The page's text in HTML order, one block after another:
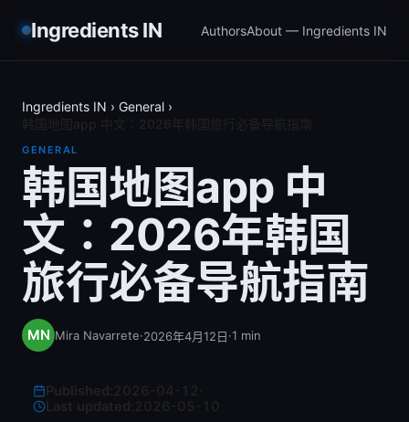
Ingredients IN AuthorsAbout — Ingredients IN
Ingredients IN › General ›
GENERAL
韩国地图app 中
文：2026年韩国
旅行必备导航指南
Mira Navarrete·2026年4月12日·1 min
Last updated: